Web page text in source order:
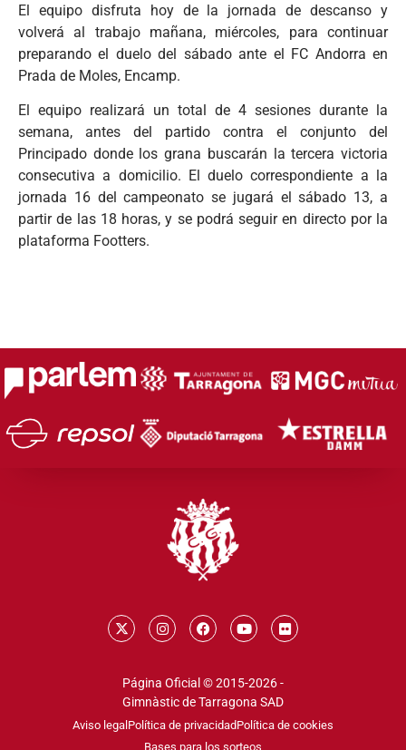
El equipo disfruta hoy de la jornada de descanso y
volverá al trabajo mañana, miércoles, para continuar
preparando el duelo del sábado ante el FC Andorra en
Prada de Moles, Encamp.
El equipo realizará un total de 4 sesiones durante la
semana, antes del partido contra el conjunto del
Principado donde los grana buscarán la tercera victoria
consecutiva a domicilio. El duelo correspondiente a la
jornada 16 del campeonato se jugará el sábado 13, a
partir de las 18 horas, y se podrá seguir en directo por la
plataforma Footters.
Página Oficial © 2015-2026 -
Gimnàstic de Tarragona SAD
Aviso legal Política de privacidadPolítica de cookies
Bases para los sorteos